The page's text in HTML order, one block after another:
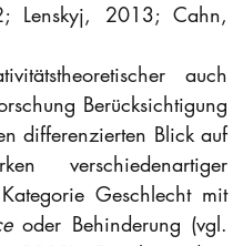
Lenskyj, 2013; Cahn,
auch
Berücksichtigung
differenzierten Blick auf
verschiedenartiger
Geschlecht mit
oder Behinderung (vgl.